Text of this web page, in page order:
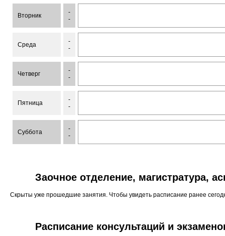
Вторник
-
-
Среда
-
-
Четверг
-
-
Пятница
-
-
Суббота
-
-
Заочное отделение, магистратура,
Скрыты уже прошедшие занятия. Чтобы увидеть расписание ранее
Расписание консультаций и